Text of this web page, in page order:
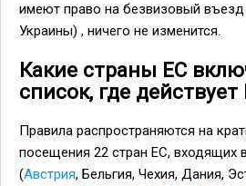
имеют право на безвизовый
Украины) , ничего не изменится.
Какие страны ЕС
список, где
Правила распространяются на
посещения 22 стран ЕС, входящих
(Австрия, Бельгия, Чехия, Дания,